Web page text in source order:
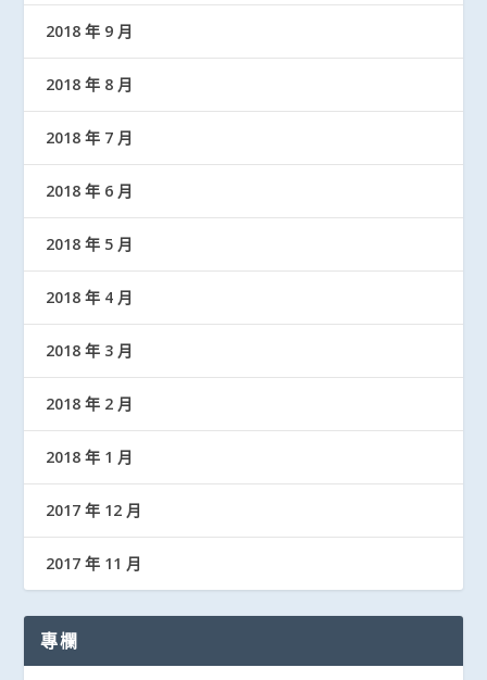
2018 年 9 月
2018 年 8 月
2018 年 7 月
2018 年 6 月
2018 年 5 月
2018 年 4 月
2018 年 3 月
2018 年 2 月
2018 年 1 月
2017 年 12 月
2017 年 11 月
專欄